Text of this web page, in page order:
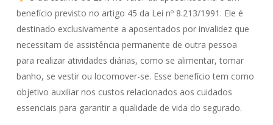
benefício previsto no artigo 45 da Lei nº 8.213/1991. Ele é
destinado exclusivamente a aposentados por invalidez que
necessitam de assistência permanente de outra pessoa
para realizar atividades diárias, como se alimentar, tomar
banho, se vestir ou locomover-se. Esse benefício tem como
objetivo auxiliar nos custos relacionados aos cuidados
essenciais para garantir a qualidade de vida do segurado.